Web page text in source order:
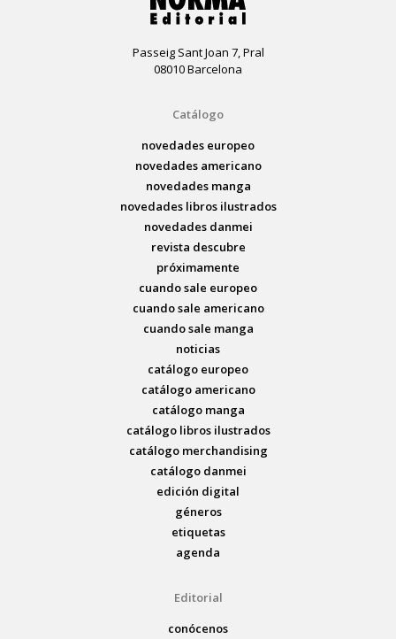
Passeig Sant Joan 7, Pral
08010 Barcelona
Catálogo
novedades europeo
novedades americano
novedades manga
novedades libros ilustrados
novedades danmei
revista descubre
próximamente
cuando sale europeo
cuando sale americano
cuando sale manga
noticias
catálogo europeo
catálogo americano
catálogo manga
catálogo libros ilustrados
catálogo merchandising
catálogo danmei
edición digital
géneros
etiquetas
agenda
Editorial
conócenos